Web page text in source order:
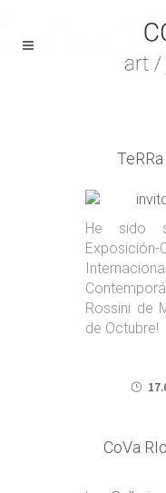
He sido
Exposición-
Rossini de
de Octubre!
CoVa